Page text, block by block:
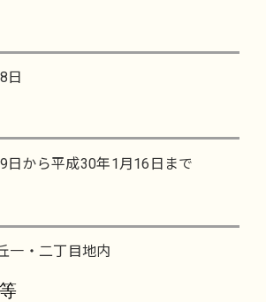
日
から平成30年1月16日まで
一・二丁目地内